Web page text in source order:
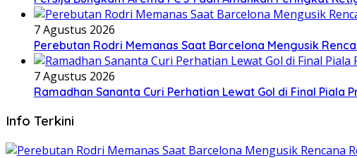
7 Agustus 2026
Perebutan Rodri Memanas Saat Barcelona Mengusik
7 Agustus 2026
Ramadhan Sananta Curi Perhatian Lewat Gol di Final Piala
Info Terkini